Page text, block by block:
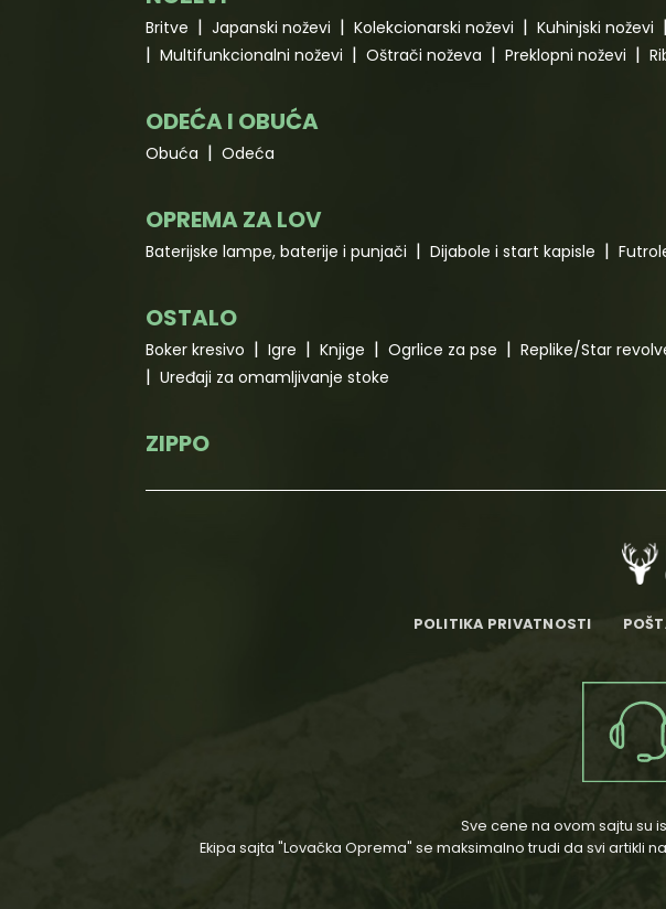
Britve Japanski noževi Kolekcionarski noževi Kuhinjski noževi
Multifunkcionalni noževi
Oštrači noževa Preklopni noževi
ODEĆA I OBUĆA
Obuća Odeća
OPREMA ZA LOV
Baterijske lampe, baterije i punjači Dijabole i start kapisle
OSTALO
Boker kresivo Igre Knjige Ogrlice za pse Replike/Star
Uređaji za omamljivanje stoke
ZIPPO
POLITIKA PRIVATNOSTI
Sve cene na ovom sajtu su
Ekipa sajta "Lovačka Oprema" se maksimalno trudi da svi artikli